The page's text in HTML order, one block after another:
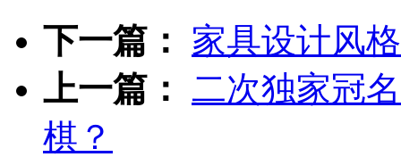
下一篇：
家具设计风
上一篇：
二次独家冠
棋？